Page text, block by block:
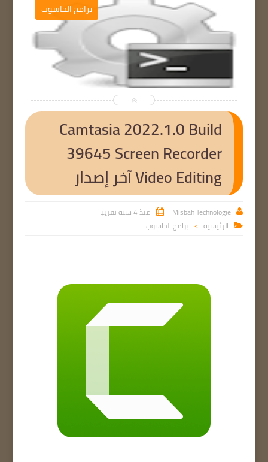
برامج الحاسوب
Camtasia 2022.1.0 Build
39645 Screen Recorder
Video Editing آخر إصدار

Misbah Technologie
 منذ 4 سنه تقريبا
 الرئيسية > برامج الحاسوب